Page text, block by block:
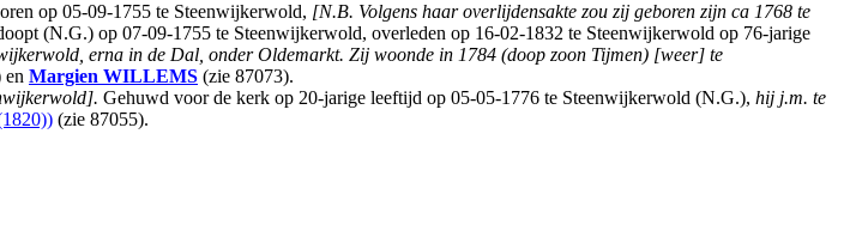
op 05-09-1755 te Steenwijkerwold, [N.B. Volgens haar overlijdensakte zou zij geboren zijn ca 1768 te
(N.G.) op 07-09-1755 te Steenwijkerwold, overleden op 16-02-1832 te Steenwijkerwold op 76-jarige
erna in de Dal, onder Oldemarkt. Zij woonde in 1784 (doop zoon Tijmen) [weer] te
en Margien WILLEMS (zie 87073).
Gehuwd voor de kerk op 20-jarige leeftijd op 05-05-1776 te Steenwijkerwold (N.G.), hij j.m. te
(zie 87055).